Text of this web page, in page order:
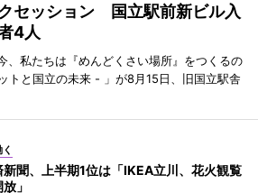
セッション 国立駅前新ビル入
4人
、私たちは『めんどくさい場所』をつくるの
トと国立の未来 - 」が8月15日、旧国立駅舎
新聞、上半期1位は「IKEA立川、花火観覧
」